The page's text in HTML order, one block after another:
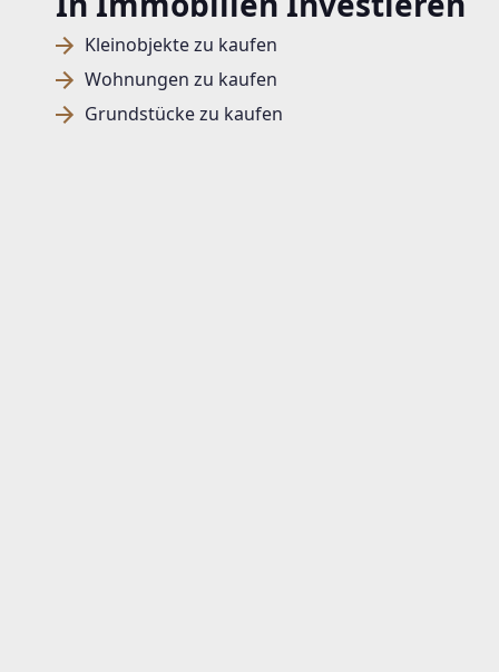
Kleinobjekte zu kaufen
Wohnungen zu kaufen
Grundstücke zu kaufen